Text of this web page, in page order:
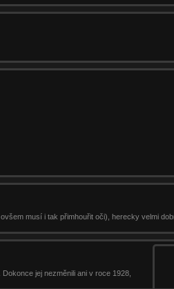
musí i tak přimhouřit oči), herecky velmi
jej nezměnili ani v roce 1928,